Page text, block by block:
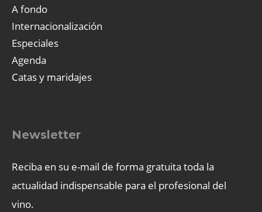
A fondo
Internacionalización
Especiales
Agenda
Catas y maridajes
Newsletter
Reciba en su e-mail de forma gratuita toda la
actualidad indispensable para el profesional del
vino.